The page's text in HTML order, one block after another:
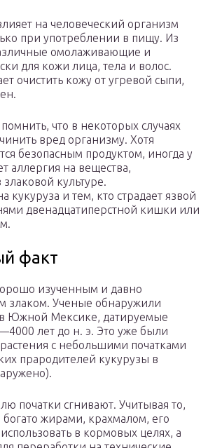
на человеческий организм
при употреблении в пищу. Из
омолаживающие и
для кожи лица, тела и волос.
очистить кожу от угревой сыпи,
что в некоторых случаях
вред организму. Хотя
безопасным продуктом, иногда у
аллергия на вещества,
культуре.
кукуруза и тем, кто страдает язвой
двенадцатиперстной кишки или
факт
изученным и давно
злаком. Ученые обнаружили
Южной Мексике, датируемые
лет до н. э. Это уже были
с небольшими початками
прародителей кукурузы в
початки сгнивают. Учитывая то,
богато жирами, крахмалом, его
в кормовых целях, а